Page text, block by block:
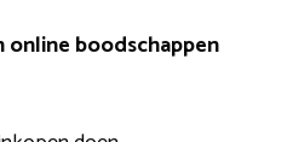
online boodschappen